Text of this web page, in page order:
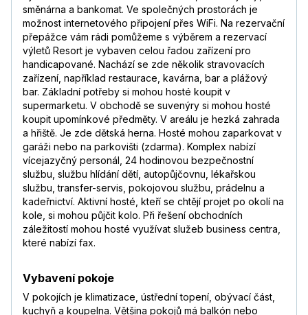
směnárna a bankomat. Ve společných prostorách je
možnost internetového připojení přes WiFi. Na rezervační
přepážce vám rádi pomůžeme s výběrem a rezervací
výletů Resort je vybaven celou řadou zařízení pro
handicapované. Nachází se zde několik stravovacích
zařízení, například restaurace, kavárna, bar a plážový
bar. Základní potřeby si mohou hosté koupit v
supermarketu. V obchodě se suvenýry si mohou hosté
koupit upomínkové předměty. V areálu je hezká zahrada
a hřiště. Je zde dětská herna. Hosté mohou zaparkovat v
garáži nebo na parkovišti (zdarma). Komplex nabízí
vícejazyčný personál, 24 hodinovou bezpečnostní
službu, službu hlídání dětí, autopůjčovnu, lékařskou
službu, transfer-servis, pokojovou službu, prádelnu a
kadeřnictví. Aktivní hosté, kteří se chtějí projet po okolí na
kole, si mohou půjčit kolo. Při řešení obchodních
záležitostí mohou hosté využívat služeb business centra,
které nabízí fax.
Vybavení pokoje
V pokojích je klimatizace, ústřední topení, obývací část,
kuchyň a koupelna. Většina pokojů má balkón nebo